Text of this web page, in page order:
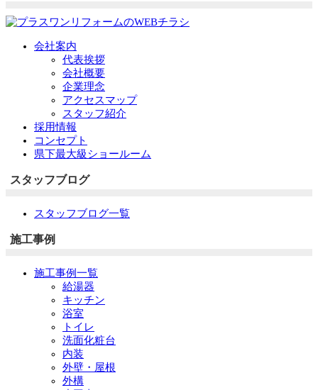
会社案内
代表挨拶
会社概要
企業理念
アクセスマップ
スタッフ紹介
採用情報
コンセプト
県下最大級ショールーム
スタッフブログ
スタッフブログ一覧
施工事例
施工事例一覧
給湯器
キッチン
浴室
トイレ
洗面化粧台
内装
外壁・屋根
外構